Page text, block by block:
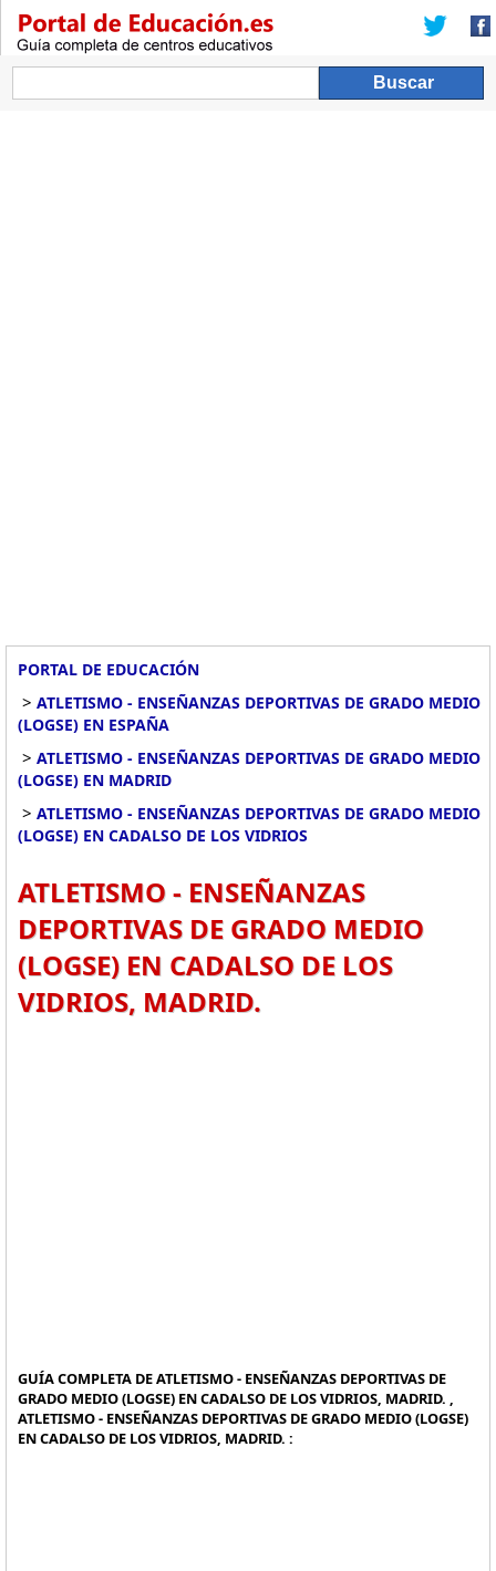
PORTAL DE EDUCACIÓN
> ATLETISMO - ENSEÑANZAS DEPORTIVAS DE GRADO MEDIO
(LOGSE) EN ESPAÑA
> ATLETISMO - ENSEÑANZAS DEPORTIVAS DE GRADO MEDIO
(LOGSE) EN MADRID
> ATLETISMO - ENSEÑANZAS DEPORTIVAS DE GRADO MEDIO
(LOGSE) EN CADALSO DE LOS VIDRIOS
ATLETISMO - ENSEÑANZAS
DEPORTIVAS DE GRADO MEDIO
(LOGSE) EN CADALSO DE LOS
VIDRIOS, MADRID.
GUÍA COMPLETA DE ATLETISMO - ENSEÑANZAS DEPORTIVAS DE
GRADO MEDIO (LOGSE) EN CADALSO DE LOS VIDRIOS, MADRID. ,
ATLETISMO - ENSEÑANZAS DEPORTIVAS DE GRADO MEDIO (LOGSE)
EN CADALSO DE LOS VIDRIOS, MADRID. :